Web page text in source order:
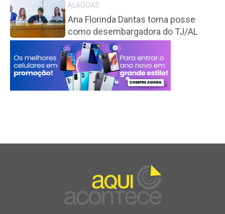
ALAGOAS
Ana Florinda Dantas toma posse
como desembargadora do TJ/AL